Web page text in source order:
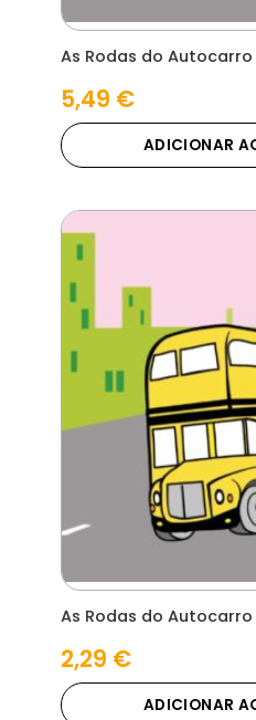
As Rodas do Autocarro
5,49 €
ADICIONAR
As Rodas do
2,29 €
ADICIONAR